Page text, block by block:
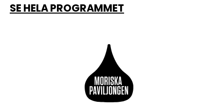
SE HELA PROGRAMMET